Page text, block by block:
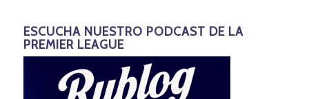
ESCUCHA NUESTRO PODCAST DE LA
PREMIER LEAGUE